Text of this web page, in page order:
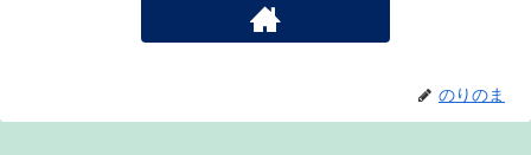
のりのま